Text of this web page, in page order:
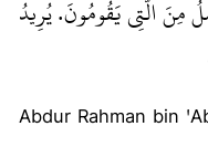
مِنَ الَّتِي يَقُومُونَ‏.‏ يُرِيدُ
Abdur Rahman bin